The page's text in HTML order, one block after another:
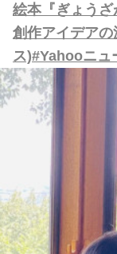
絵本『ぎょう
創作アイデア
ス)#Yahooニュ